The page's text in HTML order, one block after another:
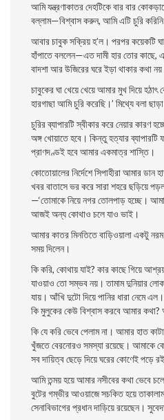
আমি যন্ত্রণাকাতর দেহটিকে বার বার
বল্লাম—বিশ্বাস করুন, আমি এটি চুরি
আবার চাবুক সক্রিয় হ’ল। পরপর কয়েকটি ঘা
হাঁপাতে বললেন—এত দামী হার তাের কাছে,
বাদশা আর উজিরের ঘরে ইড়া থাকার কথা
চাবুকের ঘা খেয়ে খেয়ে আমার মুখ দিয়ে
হারগাছা আমি চুরি করেছি।’ মিথ্যে বলা
চুরির ব্যাপারটি স্বীকার করে নেয়ার কারণ
অঙ্গ খােয়াতে হবে। কিন্তু হত্যার ব্যাপারটি
প্রাণদণ্ডই হবে আমার একমাত্র শাস্তি।
কোতােয়ালের নির্দেশে সিপাহীরা আমার
খবর বাতাসে ভর করে সারা শহরে ছড়িয়ে
—‘তােমাকে নিয়ে নগর তােলপাড় হচ্ছে।
আজই অন্য কোথাও চলে যাও ভাই।
আমার কাতর মিনতিতে বাড়িওয়ালা একটু
সময় দিলেন।
কি করি, কোথায় যাই? কার কাছে গিয়ে আশ্রয়
যাওয়াও তাে সম্ভব নয়। তামাম দুনিয়ার
যায়। আঁখি দুটো দিয়ে পানির ধারা নেমে
কি মুলুকের কেউ বিশ্বাস করবে আমার কথা?
কি যে করি ভেবে পেলাম না। আমার হাত
খুঁজতে বেরনােরও সমস্যা রয়েছে। আমাকে
সব দায়িত্ব ছেড়ে দিয়ে ঘরের কোণেই পড়ে
আমি তন্ময় হয়ে আমার নসীবের কথা ভেবে
বুটের গম্ভীর আওয়াজে সচকিত হয়ে
সেনাবিভাগের প্রধান দাড়িয়ে রয়েছেন।